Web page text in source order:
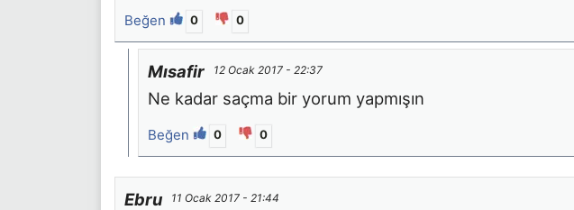
Beğen 0 0
Mısafir 12 Ocak 2017 - 22:37
Ne kadar saçma bir yorum yapmışın
Beğen 0 0
Ebru 11 Ocak 2017 - 21:44